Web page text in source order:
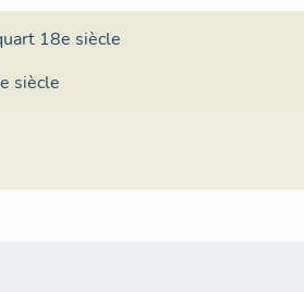
18e siècle
siècle